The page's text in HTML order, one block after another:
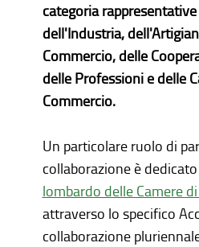
categoria
dell'Industria,
Commercio, delle
delle Professioni e delle
Commercio.
Un particolare ruolo di
collaborazione è
lombardo delle Camere
attraverso lo specifico
collaborazione